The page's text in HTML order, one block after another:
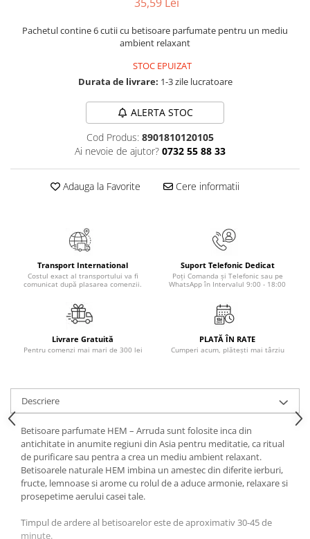
ReConnect
Vindecare Spirituala
MedConnect
Medicina & Farmacie
Medicina Pentru Toti
SealfHealing
Sport
Terapii Alternative
AudioBook
Beletristica
Biografii, Memorii, Jurnale
Carti erotice
Carti pentru Adolescenti, Young
Adult
Crime, Thriller, Mistery
Pachetul contine 6 cutii cu betisoare parfumate pentru un mediu
ambient relaxant
STOC EPUIZAT
Durata de livrare: 1-3 zile lucratoare
ALERTA STOC
Cod Produs: 8901810120105
Ai nevoie de ajutor? 0732 55 88 33
Adauga la Favorite Cere informatii
Transport International
Costul exact al transportului va fi
comunicat după plasarea comenzii.
Suport Telefonic Dedicat
Poți Comanda și Telefonic sau pe
WhatsApp în Intervalul 9:00 - 18:00
Livrare Gratuită
Pentru comenzi mai mari de 300 lei
PLATĂ ÎN RATE
Cumperi acum, plătești mai târziu
Descriere
Betisoare parfumate HEM – Arruda sunt folosite inca din
antichitate in anumite regiuni din Asia pentru meditatie, ca ritual
de purificare sau pentra a crea un mediu ambient relaxant.
Betisoarele naturale HEM imbina un amestec din diferite ierburi,
fructe, lemnoase si arome cu rolul de a aduce armonie, relaxare si
prosepetime aerului casei tale.
Timpul de ardere al betisoarelor este de aproximativ 30-45 de
minute.